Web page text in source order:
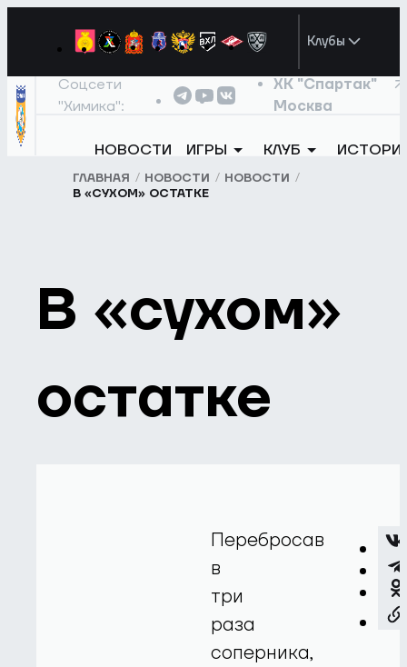
Клубы
Соцсети
"Химика":
ХК "Спартак"
Москва
НОВОСТИ ИГРЫ КЛУБ
ГЛАВНАЯ НОВОСТИ
НОВОСТИ
В «СУХОМ» ОСТАТКЕ
В «сухом»
остатке
Перебросав
в
три
раза
соперника,